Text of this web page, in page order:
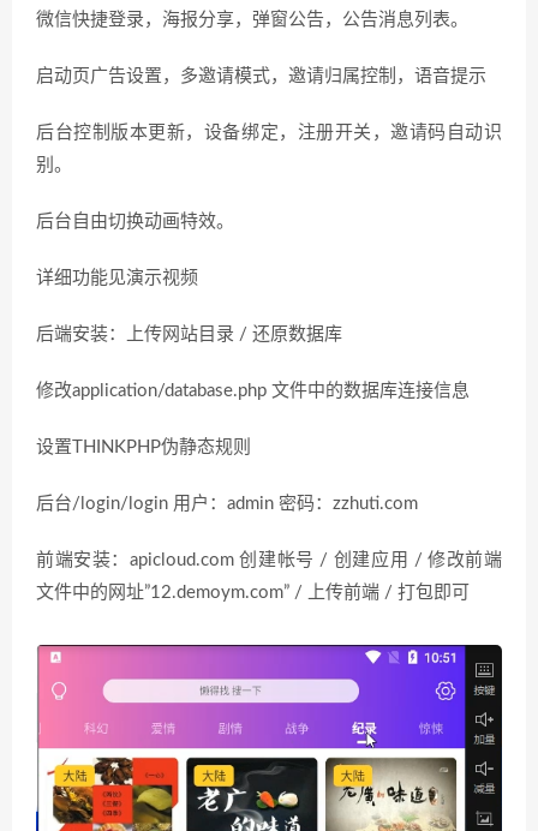
微信快捷登录，海报分享，弹窗公告，公告消息列表。
启动页广告设置，多邀请模式，邀请归属控制，语音提示
后台控制版本更新，设备绑定，注册开关，邀请码自动识
别。
后台自由切换动画特效。
详细功能见演示视频
后端安装：上传网站目录 / 还原数据库
修改application/database.php 文件中的数据库连接信息
设置THINKPHP伪静态规则
后台/login/login 用户：admin 密码：zzhuti.com
前端安装：apicloud.com 创建帐号 / 创建应用 / 修改前端
文件中的网址”12.demoym.com” / 上传前端 / 打包即可